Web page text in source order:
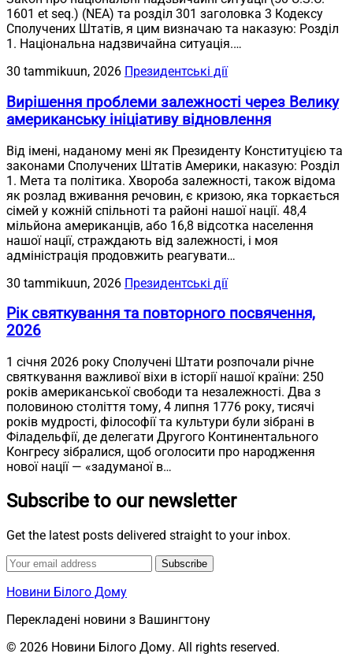
1601 et seq.) (NEA) та розділ 301 заголовка 3 Кодексу
Сполучених Штатів, я цим визначаю та наказую: Розділ
1. Національна надзвичайна ситуація.…
30 tammikuun, 2026 Президентські дії
Вирішення проблеми залежності через Велику
американську ініціативу відновлення
Від імені, наданому мені як Президенту Конституцією та
законами Сполучених Штатів Америки, наказую: Розділ
1. Мета та політика. Хвороба залежності, також відома
як розлад вживання речовин, є кризою, яка торкається
сімей у кожній спільноті та районі нашої нації. 48,4
мільйона американців, або 16,8 відсотка населення
нашої нації, страждають від залежності, і моя
адміністрація продовжить реагувати…
30 tammikuun, 2026 Президентські дії
Рік святкування та повторного посвячення,
2026
1 січня 2026 року Сполучені Штати розпочали річне
святкування важливої віхи в історії нашої країни: 250
років американської свободи та незалежності. Два з
половиною століття тому, 4 липня 1776 року, тисячі
років мудрості, філософії та культури були зібрані в
Філадельфії, де делегати Другого Континентального
Конгресу зібралися, щоб оголосити про народження
нової нації — «задуманої в…
Subscribe to our newsletter
Get the latest posts delivered straight to your inbox.
Subscribe
Новини Білого Дому
Перекладені новини з Вашингтону
© 2026 Новини Білого Дому. All rights reserved.